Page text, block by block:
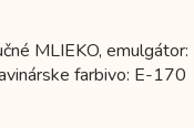
MLIEKO, emulgátor:
farbivo: E-170